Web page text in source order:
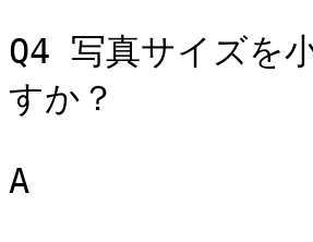
Q4 写真サイズを
すか？
A